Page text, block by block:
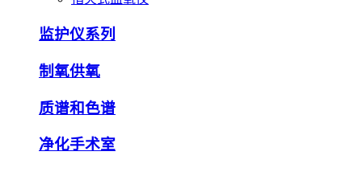
监护仪系列
制氧供氧
质谱和色谱
净化手术室